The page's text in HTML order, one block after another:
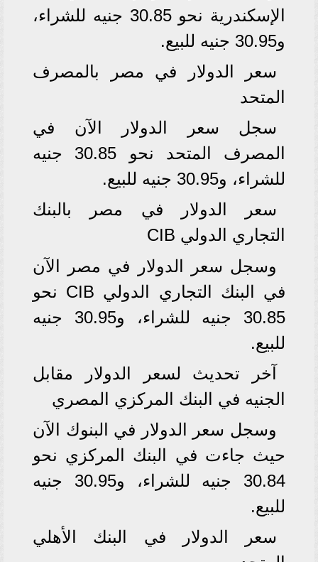
الإسكندرية نحو 30.85 جنيه للشراء،
و30.95 جنيه للبيع.
سعر الدولار في مصر بالمصرف
المتحد
سجل سعر الدولار الآن في
المصرف المتحد نحو 30.85 جنيه
للشراء، و30.95 جنيه للبيع.
سعر الدولار في مصر بالبنك
التجاري الدولي CIB
وسجل سعر الدولار في مصر الآن
في البنك التجاري الدولي CIB نحو
30.85 جنيه للشراء، و30.95 جنيه
للبيع.
آخر تحديث لسعر الدولار مقابل
الجنيه في البنك المركزي المصري
وسجل سعر الدولار في البنوك الآن
حيث جاءت في البنك المركزي نحو
30.84 جنيه للشراء، و30.95 جنيه
للبيع.
سعر الدولار في البنك الأهلي